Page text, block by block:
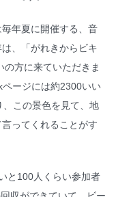
年夏に開催する、音
、「がれきからビキ
方に来ていただきま
ージには約2300いい
この景色を見て、地
ってくれることがす
と100人くらい参加者